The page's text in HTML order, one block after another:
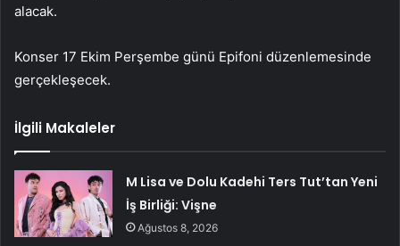
alacak.
Konser 17 Ekim Perşembe günü Epifoni düzenlemesinde
gerçekleşecek.
İlgili Makaleler
M Lisa ve Dolu Kadehi Ters Tut’tan Yeni
İş Birliği: Vişne
Ağustos 8, 2026